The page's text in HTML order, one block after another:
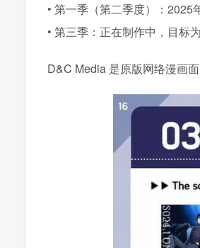
• 第一季（第二季度）：2025
• 第三季：正在制作中，目标
D&C Media 是原版网络漫画